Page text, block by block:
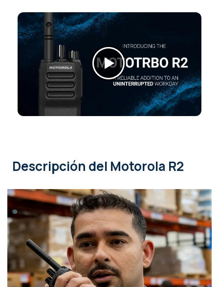
Descripción del Motorola R2